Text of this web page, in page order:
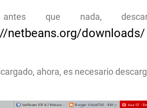
antes que nada,
netbeans.org/downloads/
ahora, es necesario